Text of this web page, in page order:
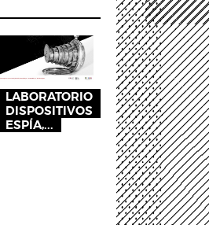
LABORATORIO
DISPOSITIVOS
ESPÍA,...